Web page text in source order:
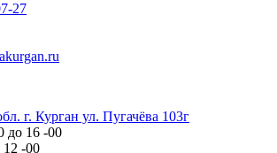
27
г. Курган ул. Пугачёва 103г
до 16 -00
12 -00